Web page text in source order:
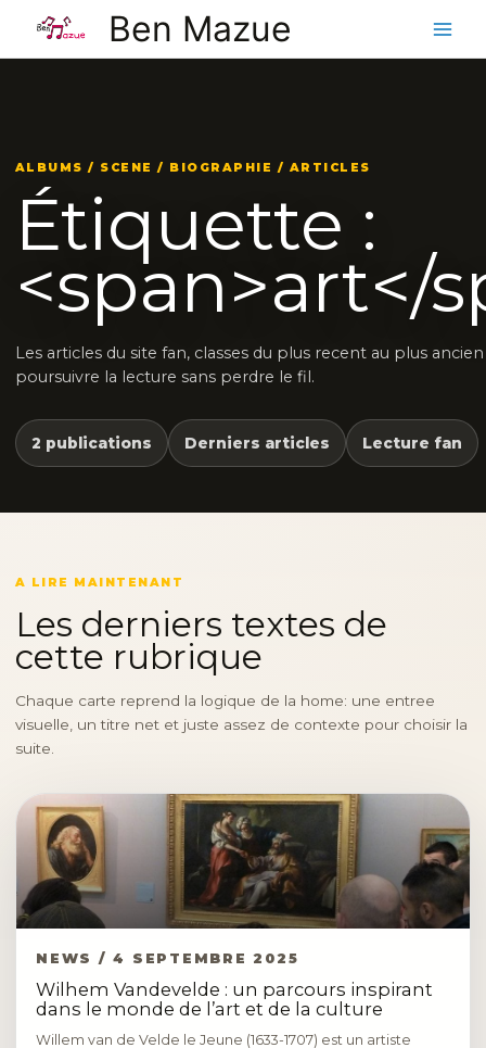
contenu
Ben Mazue
ALBUMS / SCENE / BIOGRAPHIE / ARTICLES
Étiquette :
<span>art</
Les articles du site fan, classes du plus recent au plus
poursuivre la lecture sans perdre le fil.
2 publications Derniers articles Lecture fan
A LIRE MAINTENANT
Les derniers textes de
cette rubrique
Chaque carte reprend la logique de la home: une entree
visuelle, un titre net et juste assez de contexte pour choisir la
suite.
NEWS / 4 SEPTEMBRE 2025
Wilhem Vandevelde : un parcours inspirant
dans le monde de l’art et de la culture
Willem van de Velde le Jeune (1633-1707) est un artiste